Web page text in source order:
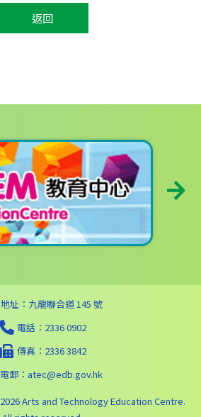
返回
地址：九龍聯合道 145 號
電話：2336 0902
傳真：2336 3842
電郵： atec@edb.gov.hk
2026 Arts and Technology Education Centre.